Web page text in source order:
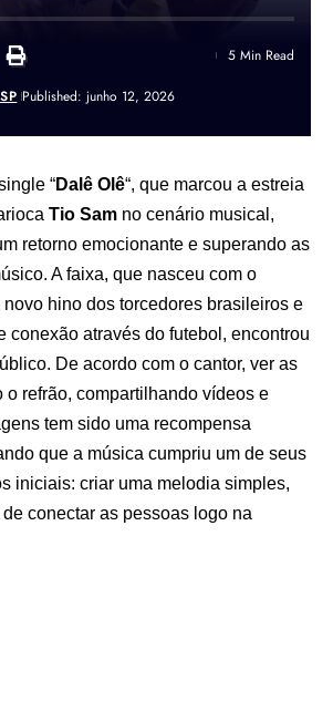
Published: junho 12, 2026
5 Min Read
“Dalê Olê“, que marcou a estreia
Tio Sam no cenário musical,
retorno emocionante e superando as
A faixa, que nasceu com o
hino dos torcedores brasileiros e
conexão através do futebol, encontrou
De acordo com o cantor, ver as
o refrão, compartilhando vídeos e
tem sido uma recompensa
que a música cumpriu um de seus
iniciais: criar uma melodia simples,
conectar as pessoas logo na